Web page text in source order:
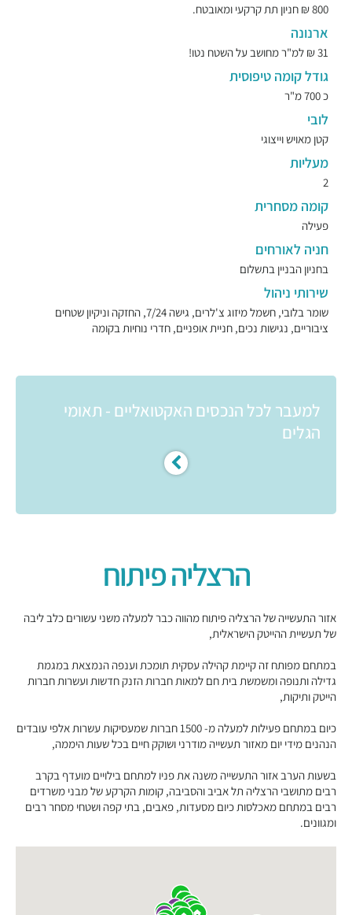
800 ₪ חניון תת קרקעי ומאובטח.
ארנונה
31 ₪ למ"ר מחושב על השטח נטו!
גודל קומה טיפוסית
כ 700 מ"ר
לובי
קטן מאויש וייצוגי
מעליות
2
קומה מסחרית
פעילה
חניה לאורחים
בחניון הבניין בתשלום
שירותי ניהול
שומר בלובי, חשמל מיזוג צ'לרים, גישה 7/24, החזקה וניקיון שטחים
ציבוריים, נגישות נכים, חניית אופניים, חדרי נוחיות בקומה
למעבר לכל הנכסים האקטואליים - תאומי
הגלים
הרצליה פיתוח
אזור התעשייה של הרצליה פיתוח מהווה כבר למעלה משני עשורים כלב ליבה
של תעשיית ההייטק הישראלית,
במתחם מפותח זה קיימת קהילה עסקית תומכת וענפה הנמצאת במגמת
גדילה ותנופה ומשמשת בית חם למאות חברות הזנק חדשות ועשרות חברות
הייטק ותיקות,
כיום במתחם פעילות למעלה מ- 1500 חברות שמעסיקות עשרות אלפי עובדים
הנהנים מידי יום מאזור תעשייה מודרני ושוקק חיים בכל שעות היממה,
בשעות הערב אזור התעשייה משנה את פניו למתחם בילויים מועדף בקרב
רבים מתושבי הרצליה תל אביב והסביבה, קומות הקרקע של מבני משרדים
רבים במתחם מאכלסות כיום מסעדות, פאבים, בתי קפה ושטחי מסחר רבים
ומגוונים.